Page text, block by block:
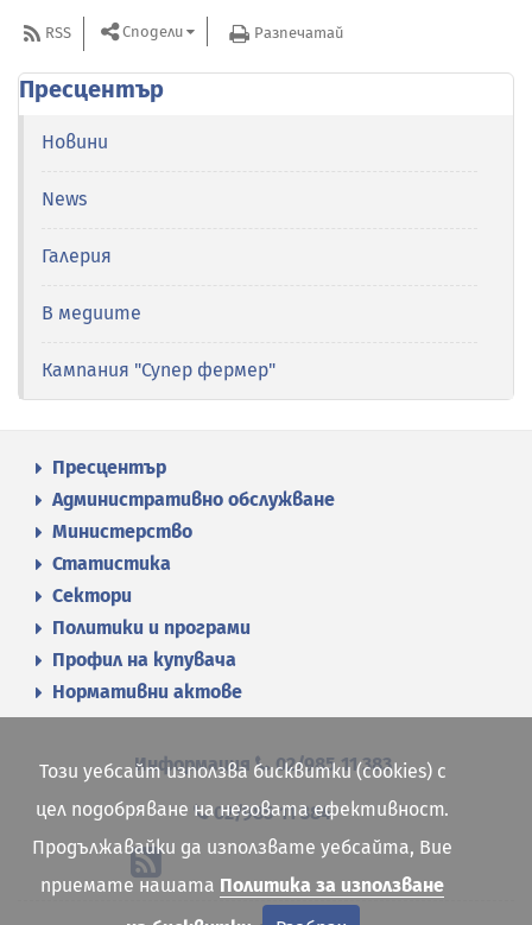
RSS Сподели Разпечатай
Пресцентър
Новини
News
Галерия
В медиите
Кампания "Супер фермер"
Пресцентър
Административно обслужване
Министерство
Статистика
Сектори
Политики и програми
Профил на купувача
Нормативни актове
Информация 02/985 11 383
02/985 11 384
Този уебсайт използва бисквитки (cookies) с
цел подобряване на неговата ефективност.
Продължавайки да използвате уебсайта, Вие
приемате нашата Политика за използване